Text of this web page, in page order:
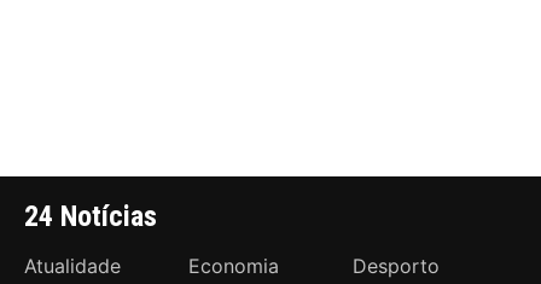
24 Notícias
Atualidade Economia
Desporto